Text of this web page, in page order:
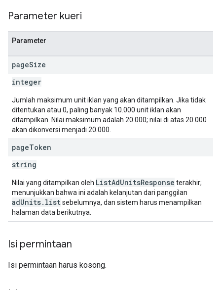
Parameter kueri
Parameter
pageSize
integer
Jumlah maksimum unit iklan yang akan ditampilkan. Jika tidak
ditentukan atau 0, paling banyak 10.000 unit iklan akan
ditampilkan. Nilai maksimum adalah 20.000; nilai di atas 20.000
akan dikonversi menjadi 20.000.
pageToken
string
Nilai yang ditampilkan oleh ListAdUnitsResponse terakhir;
menunjukkan bahwa ini adalah kelanjutan dari panggilan
adUnits.listsebelumnya, dan sistem harus menampilkan
halaman data berikutnya.
Isi permintaan
Isi permintaan harus kosong.